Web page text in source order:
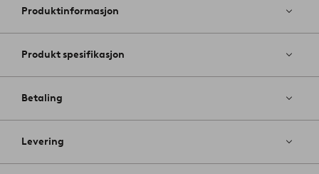
Produktinformasjon
Produkt spesifikasjon
Betaling
Levering